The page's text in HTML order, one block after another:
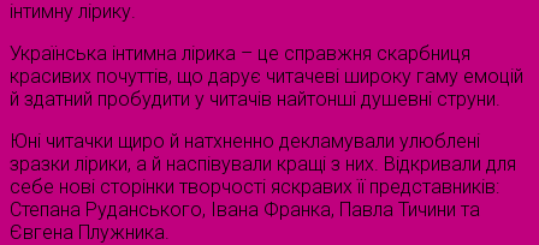
інтимну лірику.
Українська інтимна лірика – це справжня скарбниця
красивих почуттів, що дарує читачеві широку гаму емоцій
й здатний пробудити у читачів найтонші душевні струни.
Юні читачки щиро й натхненно декламували улюблені
зразки лірики, а й наспівували кращі з них. Відкривали для
себе нові сторінки творчості яскравих її представників:
Степана Руданського, Івана Франка, Павла Тичини та
Євгена Плужника.